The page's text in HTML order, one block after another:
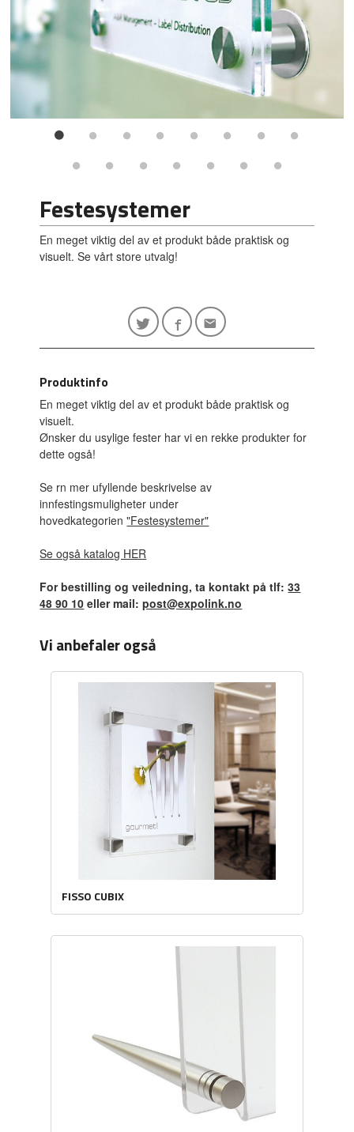
Festesystemer
En meget viktig del av et produkt både praktisk og
visuelt. Se vårt store utvalg!
Produktinfo
En meget viktig del av et produkt både praktisk og
visuelt.
Ønsker du usylige fester har vi en rekke produkter for
dette også!
Se rn mer ufyllende beskrivelse av
innfestingsmuligheter under
hovedkategorien"Festesystemer"
Se også katalog HER
For bestilling og veiledning, ta kontakt på tlf:33
48 90 10 eller mail:post@expolink.no
Vi anbefaler også
FISSO CUBIX